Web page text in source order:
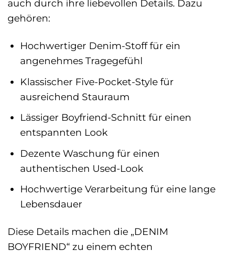
auch durch ihre liebevollen Details. Dazu
gehören:
Hochwertiger Denim-Stoff für ein
angenehmes Tragegefühl
Klassischer Five-Pocket-Style für
ausreichend Stauraum
Lässiger Boyfriend-Schnitt für einen
entspannten Look
Dezente Waschung für einen
authentischen Used-Look
Hochwertige Verarbeitung für eine lange
Lebensdauer
Diese Details machen die „DENIM
BOYFRIEND“ zu einem echten